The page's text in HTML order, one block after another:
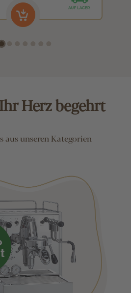
Herz begehrt
aus unseren Kategorien